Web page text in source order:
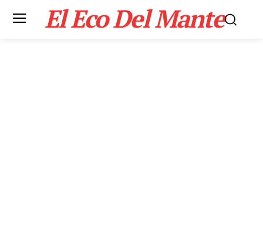
El Eco Del Mante